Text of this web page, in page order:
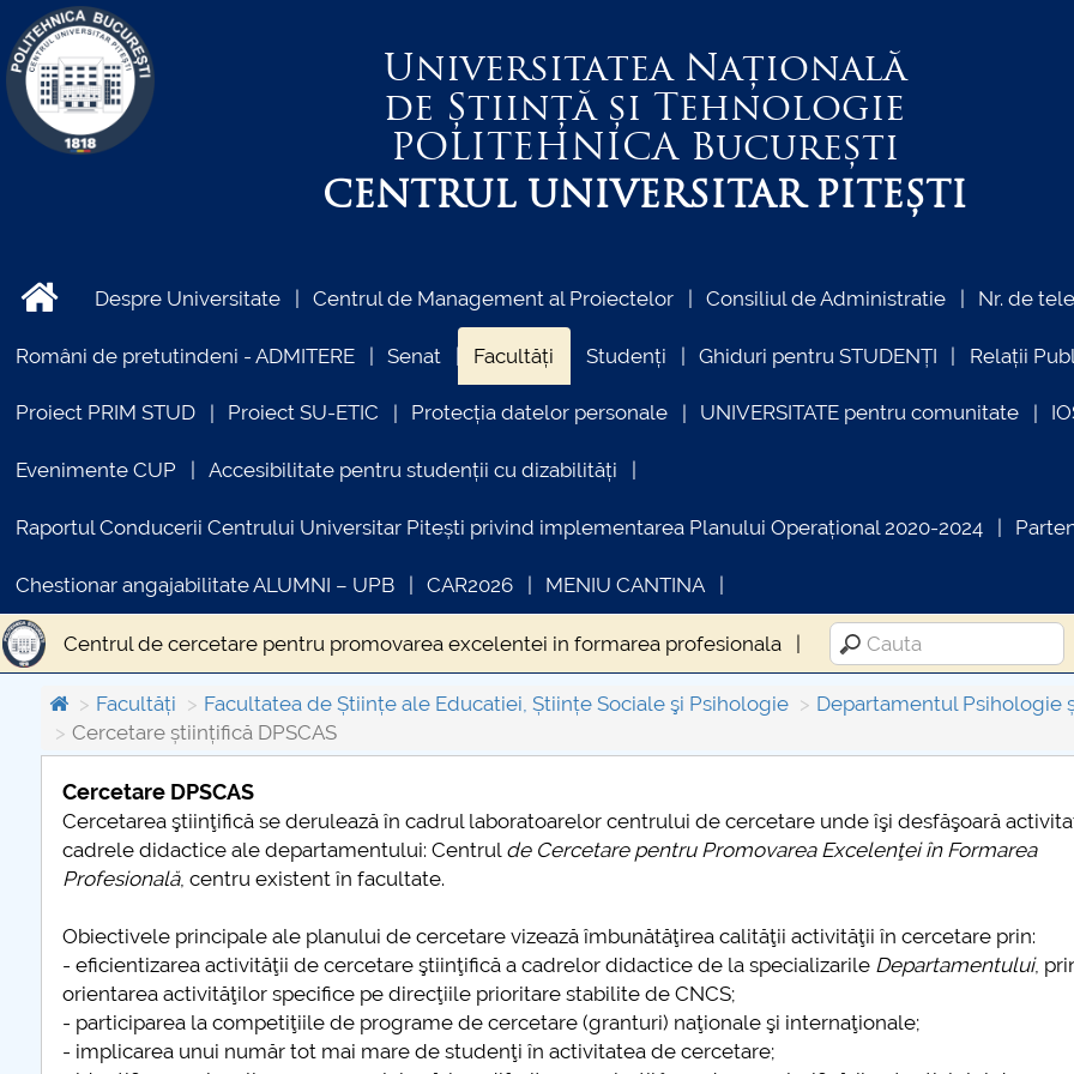
Universitatea Națională
de Știință și Tehnologie
POLITEHNICABucurești
CENTRUL UNIVERSITAR PITEȘTI
Despre Universitate Centrul de Management al Proiectelor Consiliul de Administratie Nr. de
Români de pretutindeni - ADMITERE Senat Facultăți Studenți Ghiduri pentru STUDENȚI Relații
Proiect PRIM STUD Proiect SU-ETIC Protecția datelor personale UNIVERSITATE pentru comunitate
Evenimente CUP Accesibilitate pentru studenții cu dizabilități
Raportul Conducerii Centrului Universitar Pitești privind implementarea Planului Operațional 2020-2024
Chestionar angajabilitate ALUMNI – UPB CAR2026 MENIU CANTINA
Centrul de cercetare pentru promovarea excelentei in formarea profesionala
Facultăți Facultatea de Științe ale Educatiei, Științe Sociale şi Psihologie
Departamentul Psihologie
Cercetare științifică DPSCAS
Cercetare DPSCAS
Cercetarea ştiinţifică se derulează în cadrul laboratoarelor centrului de cercetare unde îşi desfăşoară
cadrele didactice ale departamentului: Centrul de Cercetare pentru Promovarea Excelenţei în Formarea
Profesională, centru existent în facultate.
Obiectivele principale ale planului de cercetare vizează îmbunătăţirea calităţii activităţii în cercetare prin:
- eficientizarea activităţii de cercetare ştiinţifică a cadrelor didactice de la specializarile Departamentului,
orientarea activităţilor specifice pe direcţiile prioritare stabilite de CNCS;
- participarea la competiţiile de programe de cercetare (granturi) naţionale şi internaţionale;
- implicarea unui număr tot mai mare de studenţi în activitatea de cercetare;
COMUNICAT DE PRESA
PRIMSTUD 26.03.2026
INFORMATII ACTE STUDII